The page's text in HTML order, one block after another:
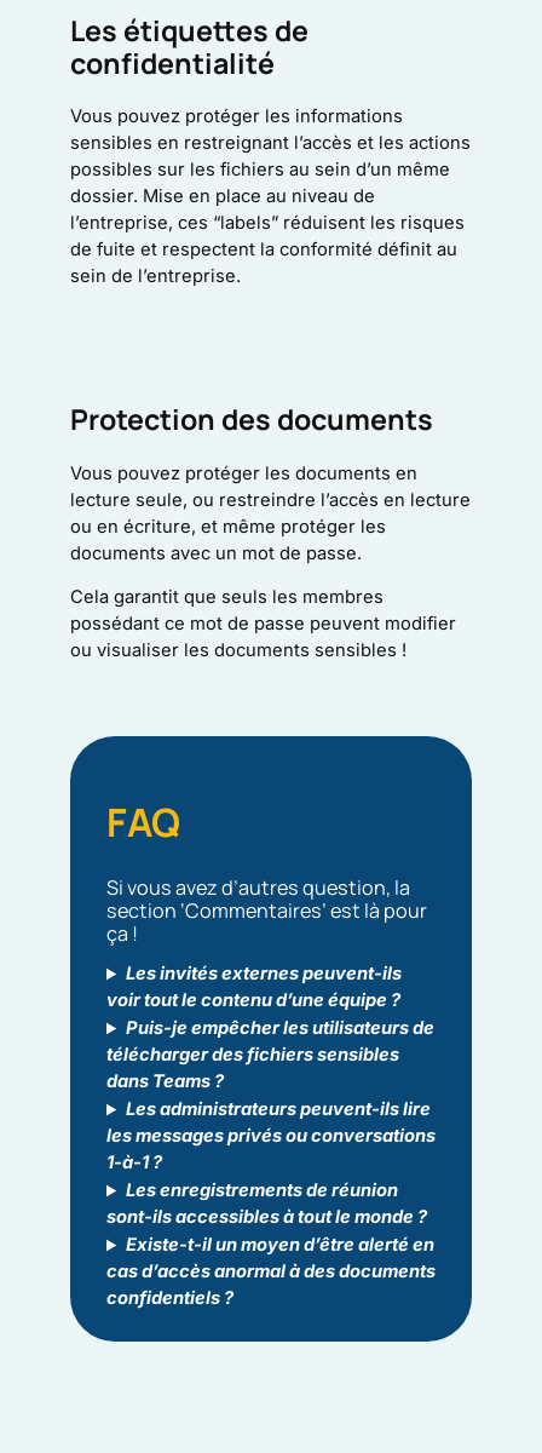
Les étiquettes de
confidentialité
Vous pouvez protéger les informations
sensibles en restreignant l’accès et les actions
possibles sur les fichiers au sein d’un même
dossier. Mise en place au niveau de
l’entreprise, ces “labels” réduisent les risques
de fuite et respectent la conformité définit au
sein de l’entreprise.
Protection des documents
Vous pouvez protéger les documents en
lecture seule, ou restreindre l’accès en lecture
ou en écriture, et même protéger les
documents avec un mot de passe.
Cela garantit que seuls les membres
possédant ce mot de passe peuvent modifier
ou visualiser les documents sensibles !
FAQ
Si vous avez d’autres question, la
section ‘Commentaires’ est là pour
ça !
Les invités externes peuvent‑ils
voir tout le contenu d’une équipe ?
Puis‑je empêcher les utilisateurs de
télécharger des fichiers sensibles
dans Teams ?
Les administrateurs peuvent‑ils lire
les messages privés ou conversations
1‑à‑1 ?
Les enregistrements de réunion
sont‑ils accessibles à tout le monde ?
Existe‑t‑il un moyen d’être alerté en
cas d’accès anormal à des documents
confidentiels ?